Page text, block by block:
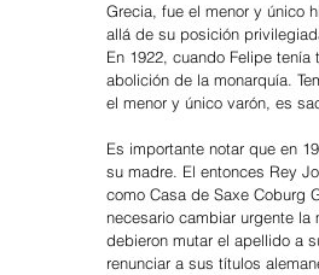
Grecia, fue el menor y único
allá de su posición
En 1922, cuando Felipe
abolición de la monarquía.
el menor y único varón, es
Es importante notar que en
su madre. El entonces Rey
como Casa de Saxe Coburg
necesario cambiar urgente
debieron mutar el apellido a
renunciar a sus títulos